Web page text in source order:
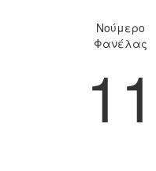
Νούμερο
Φανέλας
11